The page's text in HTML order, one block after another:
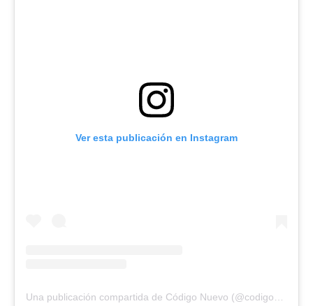
Ver esta publicación en Instagram